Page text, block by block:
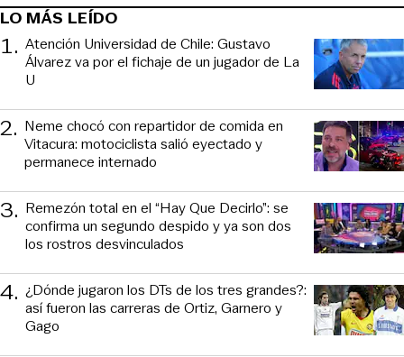
LO MÁS LEÍDO
1. Atención Universidad de Chile: Gustavo
Álvarez va por el fichaje de un jugador de La
U
2. Neme chocó con repartidor de comida en
Vitacura: motociclista salió eyectado y
permanece internado
3. Remezón total en el “Hay Que Decirlo”: se
confirma un segundo despido y ya son dos
los rostros desvinculados
4. ¿Dónde jugaron los DTs de los tres grandes?:
así fueron las carreras de Ortiz, Garnero y
Gago